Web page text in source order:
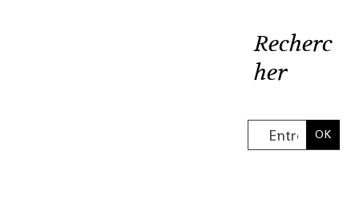
Recherc
her